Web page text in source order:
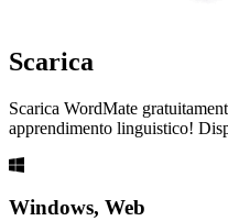
Scarica
Scarica WordMate
apprendimento linguistico!
Windows, Web